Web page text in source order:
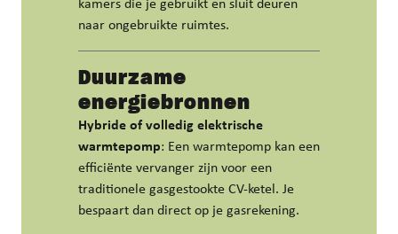
kamers die je gebruikt en sluit deuren
naar ongebruikte ruimtes.
Duurzame
energiebronnen
Hybride of volledig elektrische
warmtepomp: Een warmtepomp kan een
efficiënte vervanger zijn voor een
traditionele gasgestookte CV-ketel. Je
bespaart dan direct op je gasrekening.